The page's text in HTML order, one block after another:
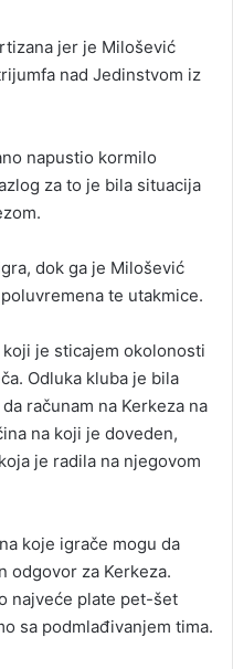
jer je Milošević
nad Jedinstvom iz
napustio kormilo
za to je bila situacija
dok ga je Milošević
te utakmice.
je sticajem okolonosti
Odluka kluba je bila
računam na Kerkeza na
na koji je doveden,
je radila na njegovom
koje igrače mogu da
odgovor za Kerkeza.
najveće plate pet-šet
sa podmlađivanjem tima.